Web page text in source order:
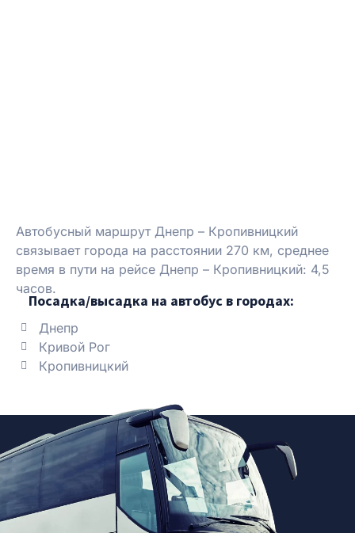
Автобусный маршрут Днепр – Кропивницкий
связывает города на расстоянии 270 км, среднее
время в пути на рейсе Днепр – Кропивницкий: 4,5
часов.
Посадка/высадка на автобус в городах:
Днепр
Кривой Рог
Кропивницкий